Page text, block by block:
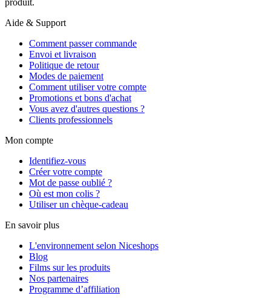
Aide & Support
Comment passer commande
Envoi et livraison
Politique de retour
Modes de paiement
Comment utiliser votre compte
Promotions et bons d'achat
Vous avez d'autres questions ?
Clients professionnels
Mon compte
Identifiez-vous
Créer votre compte
Mot de passe oublié ?
Où est mon colis ?
Utiliser un chèque-cadeau
En savoir plus
L'environnement selon Niceshops
Blog
Films sur les produits
Nos partenaires
Programme d’affiliation